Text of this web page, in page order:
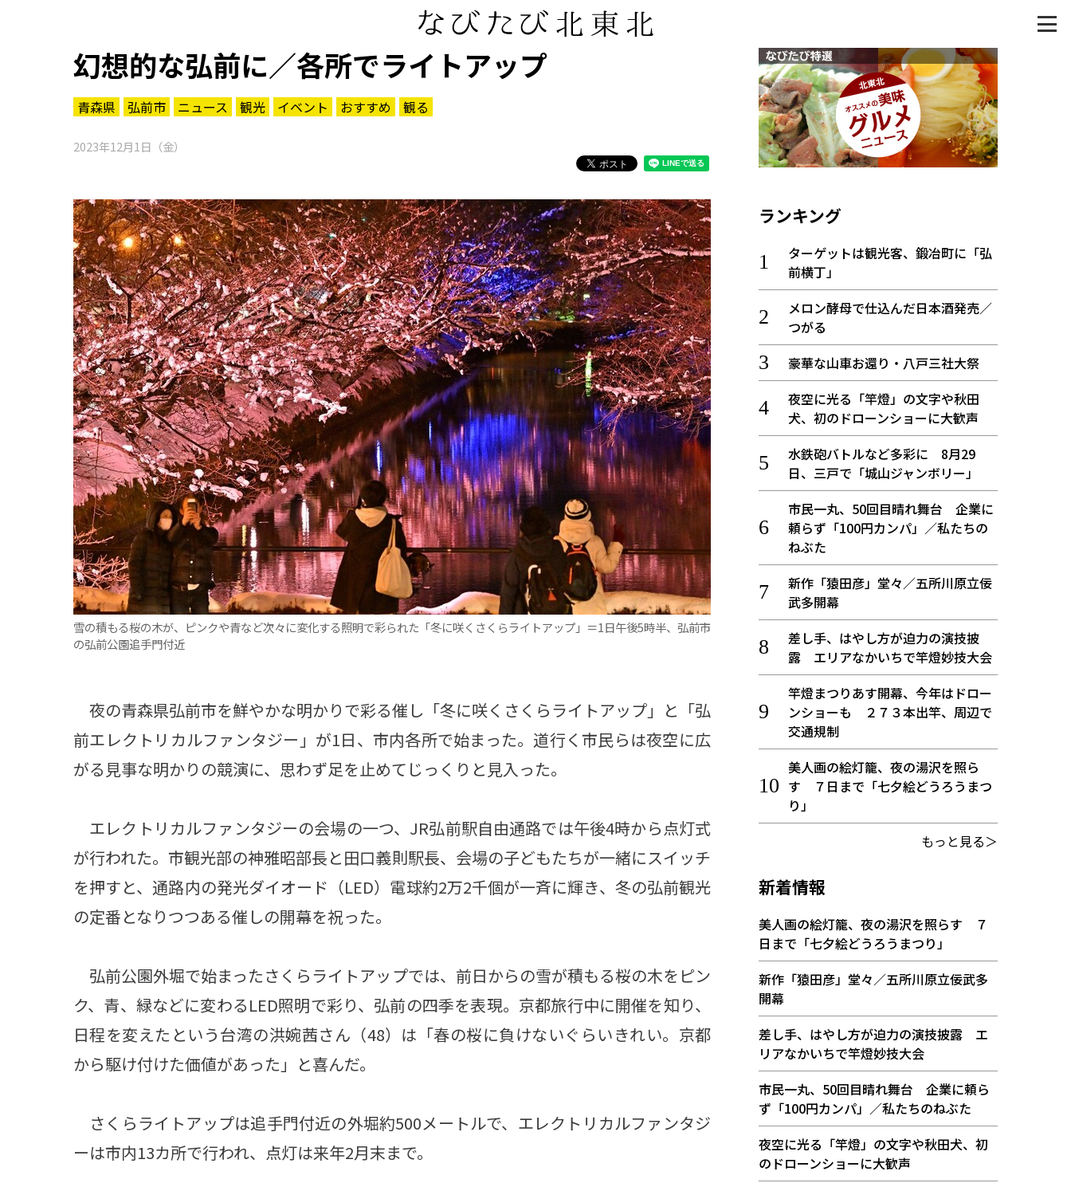
幻想的な弘前に／各所でライトアップ
青森県 弘前市 ニュース 観光 イベント おすすめ 観る
2023年12月1日（金）
雪の積もる桜の木が、ピンクや青など次々に変化する照明で彩られた「冬に咲くさくらライトアップ」＝1日午後5時半、弘前市
の弘前公園追手門付近
夜の青森県弘前市を鮮やかな明かりで彩る催し「冬に咲くさくらライトアップ」と「弘
前エレクトリカルファンタジー」が1日、市内各所で始まった。道行く市民らは夜空に広
がる見事な明かりの競演に、思わず足を止めてじっくりと見入った。
エレクトリカルファンタジーの会場の一つ、JR弘前駅自由通路では午後4時から点灯式
が行われた。市観光部の神雅昭部長と田口義則駅長、会場の子どもたちが一緒にスイッチ
を押すと、通路内の発光ダイオード（LED）電球約2万2千個が一斉に輝き、冬の弘前観光
の定番となりつつある催しの開幕を祝った。
弘前公園外堀で始まったさくらライトアップでは、前日からの雪が積もる桜の木をピン
ク、青、緑などに変わるLED照明で彩り、弘前の四季を表現。京都旅行中に開催を知り、
日程を変えたという台湾の洪婉茜さん（48）は「春の桜に負けないぐらいきれい。京都
から駆け付けた価値があった」と喜んだ。
さくらライトアップは追手門付近の外堀約500メートルで、エレクトリカルファンタジ
ーは市内13カ所で行われ、点灯は来年2月末まで。
ランキング
ターゲットは観光客、鍛冶町に「弘
前横丁」
メロン酵母で仕込んだ日本酒発売／
つがる
豪華な山車お還り・八戸三社大祭
夜空に光る「竿燈」の文字や秋田
犬、初のドローンショーに大歓声
水鉄砲バトルなど多彩に 8月29
日、三戸で「城山ジャンボリー」
市民一丸、50回目晴れ舞台 企業に
頼らず「100円カンパ」／私たちの
ねぶた
新作「猿田彦」堂々／五所川原立佞
武多開幕
差し手、はやし方が迫力の演技披
露 エリアなかいちで竿燈妙技大会
竿燈まつりあす開幕、今年はドロー
ンショーも ２７３本出竿、周辺で
交通規制
美人画の絵灯籠、夜の湯沢を照ら
す ７日まで「七夕絵どうろうまつ
り」
もっと見る＞
新着情報
美人画の絵灯籠、夜の湯沢を照らす ７
日まで「七夕絵どうろうまつり」
新作「猿田彦」堂々／五所川原立佞武多
開幕
差し手、はやし方が迫力の演技披露 エ
リアなかいちで竿燈妙技大会
市民一丸、50回目晴れ舞台 企業に頼ら
ず「100円カンパ」／私たちのねぶた
夜空に光る「竿燈」の文字や秋田犬、初
のドローンショーに大歓声
パワースポット
まつり・イベント
おみやげ・特産
道の駅・産直
アウトドア・レジャー
ご当地グルメ